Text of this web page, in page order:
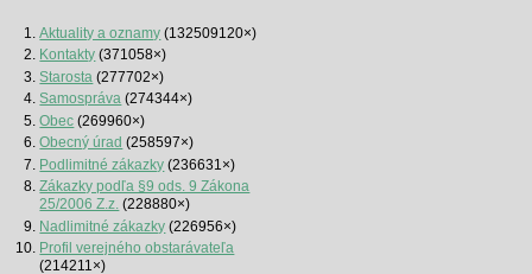
Aktuality a oznamy (132509120×)
Kontakty (371058×)
Starosta (277702×)
Samospráva (274344×)
Obec (269960×)
Obecný úrad (258597×)
Podlimitné zákazky (236631×)
Zákazky podľa §9 ods. 9 Zákona
25/2006 Z.z. (228880×)
Nadlimitné zákazky (226956×)
Profil verejného obstarávateľa
(214211×)